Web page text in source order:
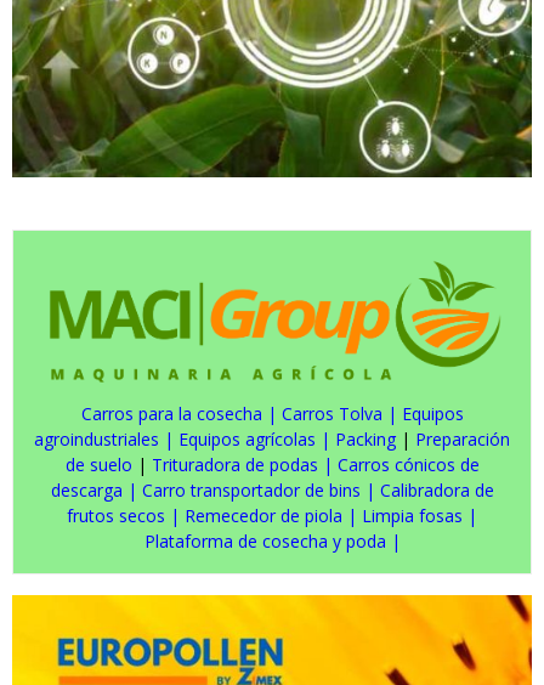
Carros para la cosecha | Carros Tolva | Equipos
agroindustriales | Equipos agrícolas | Packing | Preparación
de suelo | Trituradora de podas | Carros cónicos de
descarga | Carro transportador de bins | Calibradora de
frutos secos | Remecedor de piola | Limpia fosas |
Plataforma de cosecha y poda |